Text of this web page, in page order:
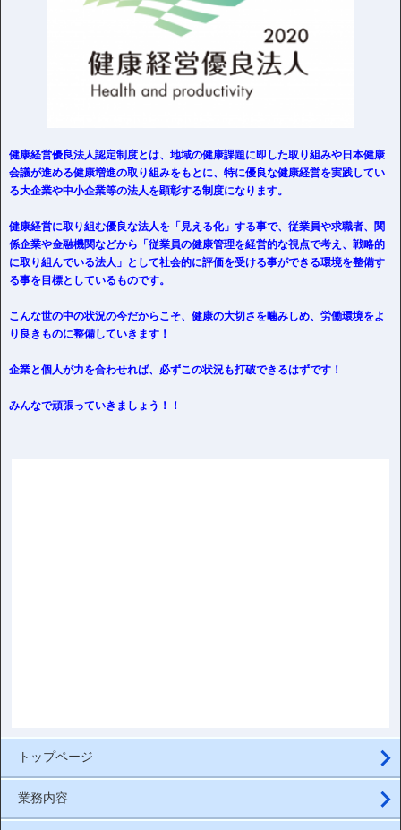
健康経営優良法人認定制度とは、地域の健康課題に即した取り組みや日本健康
会議が進める健康増進の取り組みをもとに、特に優良な健康経営を実践してい
る大企業や中小企業等の法人を顕彰する制度になります。
健康経営に取り組む優良な法人を「見える化」する事で、従業員や求職者、関
係企業や金融機関などから「従業員の健康管理を経営的な視点で考え、戦略的
に取り組んでいる法人」として社会的に評価を受ける事ができる環境を整備す
る事を目標としているものです。
こんな世の中の状況の今だからこそ、健康の大切さを噛みしめ、労働環境をよ
り良きものに整備していきます！
企業と個人が力を合わせれば、必ずこの状況も打破できるはずです！
みんなで頑張っていきましょう！！
トップページ
業務内容